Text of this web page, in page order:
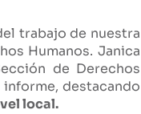
trabajo de nuestra
Humanos. Janica
de Derechos
destacando
local.